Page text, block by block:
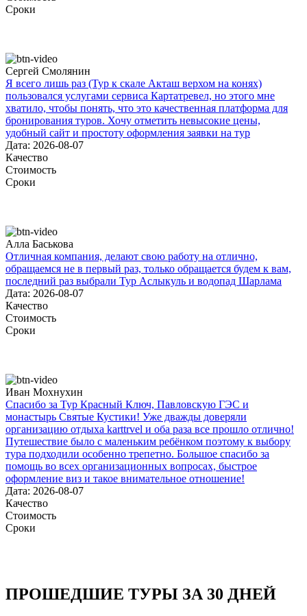
Сроки
Сергей Смолянин
Я всего лишь раз (Тур к скале Акташ верхом на конях)
пользовался услугами сервиса Картатревел, но этого мне
хватило, чтобы понять, что это качественная платформа для
бронирования туров. Хочу отметить невысокие цены,
удобный сайт и простоту оформления заявки на тур
Дата: 2026-08-07
Качество
Стоимость
Сроки
Алла Баськова
Отличная компания, делают свою работу на отлично,
обращаемся не в первый раз, только обращается будем к вам,
последний раз выбрали Тур Аслыкуль и водопад Шарлама
Дата: 2026-08-07
Качество
Стоимость
Сроки
Иван Мохнухин
Спасибо за Тур Красный Ключ, Павловскую ГЭС и
монастырь Святые Кустики! Уже дважды доверяли
организацию отдыха karttrvel и оба раза все прошло отлично!
Путешествие было с маленьким ребёнком поэтому к выбору
тура подходили особенно трепетно. Большое спасибо за
помощь во всех организационных вопросах, быстрое
оформление виз и такое внимательное отношение!
Дата: 2026-08-07
Качество
Стоимость
Сроки
ПРОШЕДШИЕ ТУРЫ ЗА 30 ДНЕЙ